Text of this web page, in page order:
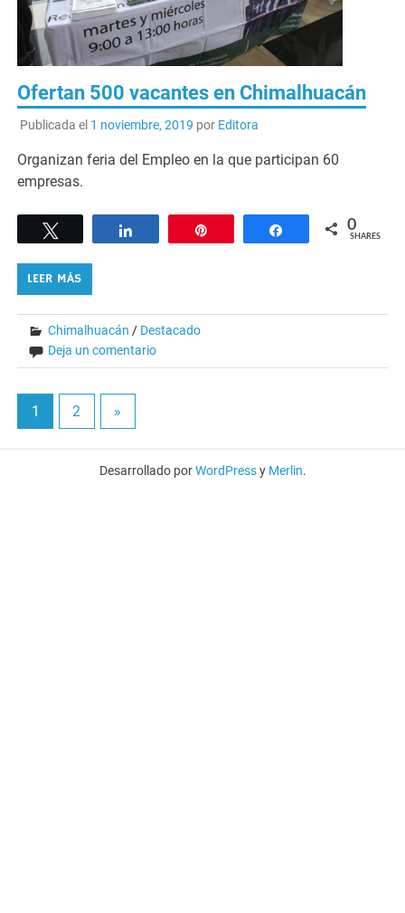
Ofertan 500 vacantes en Chimalhuacán
Publicada el 1 noviembre, 2019 por Editora
Organizan feria del Empleo en la que participan 60
empresas.
Share 0
SHARES
LEER MÁS
Chimalhuacán / Destacado
Deja un comentario
1 2 »
Desarrollado porWordPressy Merlin.